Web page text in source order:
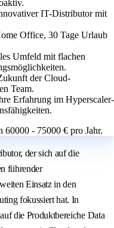
IT-Distributor mit
Office, 30 Tage Urlaub
Umfeld mit flachen
der Cloud-
Team.
Erfahrung im Hyperscaler-
60000 - 75000 € pro Jahr.
der sich auf die
führender
Einsatz in den
fokussiert hat. In
die Produktbereiche Data